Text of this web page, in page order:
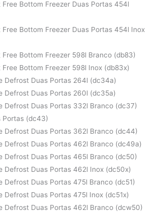
Free Bottom Freezer Duas Portas 454l
Free Bottom Freezer Duas Portas 454l Inox
Free Bottom Freezer 598l Branco (db83)
Free Bottom Freezer 598l Inox (db83x)
Defrost Duas Portas 264l (dc34a)
Defrost Duas Portas 260l (dc35a)
Defrost Duas Portas 332l Branco (dc37)
Portas (dc43)
Defrost Duas Portas 362l Branco (dc44)
Defrost Duas Portas 462l Branco (dc49a)
Defrost Duas Portas 465l Branco (dc50)
Defrost Duas Portas 462l Inox (dc50x)
Defrost Duas Portas 475l Branco (dc51)
Defrost Duas Portas 475l Inox (dc51x)
Defrost Duas Portas 462l Branco (dcw50)